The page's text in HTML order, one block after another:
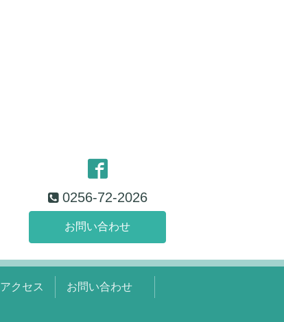
0256-72-2026
お問い合わせ
アクセス お問い合わせ